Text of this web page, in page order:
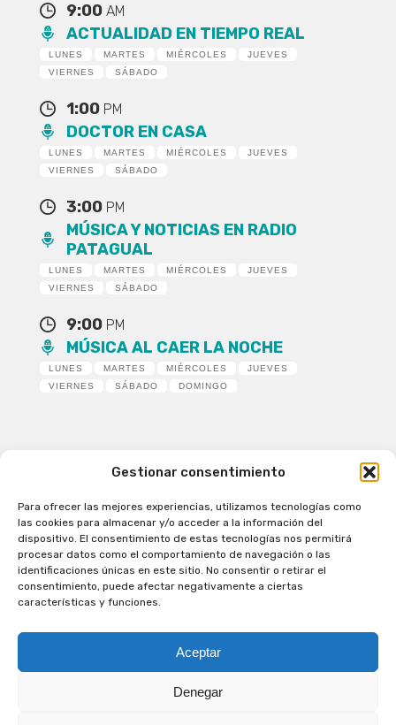
Gestionar consentimiento
Para ofrecer las mejores experiencias, utilizamos tecnologías como
las cookies para almacenar y/o acceder a la información del
dispositivo. El consentimiento de estas tecnologías nos permitirá
procesar datos como el comportamiento de navegación o las
identificaciones únicas en este sitio. No consentir o retirar el
consentimiento, puede afectar negativamente a ciertas
características y funciones.
Aceptar
Denegar
9:00 AM
ACTUALIDAD EN TIEMPO REAL
LUNES MARTES MIÉRCOLES
JUEVES
VIERNES
SÁBADO
1:00 PM
DOCTOR EN CASA
LUNES MARTES MIÉRCOLES
JUEVES
VIERNES
SÁBADO
3:00 PM
MÚSICA Y NOTICIAS EN RADIO
PATAGUAL
LUNES MARTES MIÉRCOLES
JUEVES
VIERNES
SÁBADO
9:00 PM
MÚSICA AL CAER LA NOCHE
LUNES MARTES MIÉRCOLES
JUEVES
VIERNES
SÁBADO DOMINGO
Patagual Radio Digital 2026 - Todos los derechos
reservados
la Radio de Verdad
Cobertura
Programación
Síguenos en nuestras Redes Sociales